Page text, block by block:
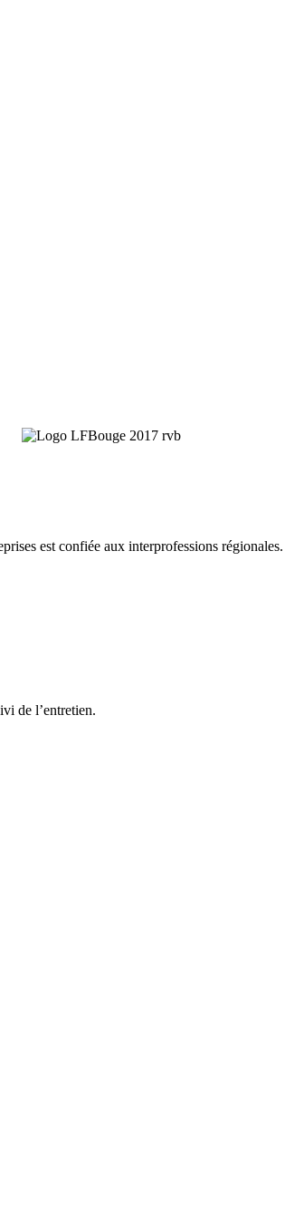
est confiée aux interprofessions régionales.
de l’entretien.